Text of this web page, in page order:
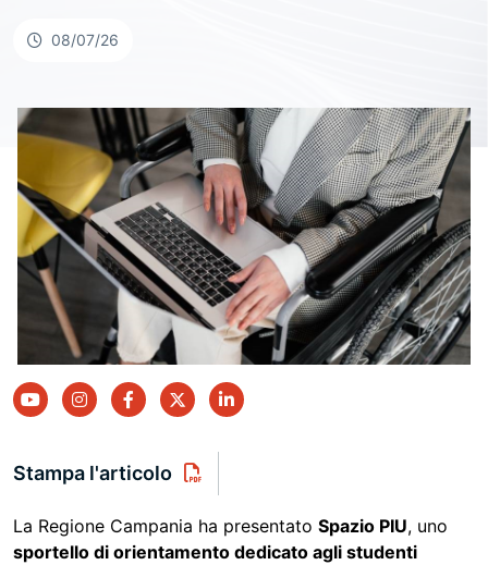
08/07/26
youtubeinstagramfacebooktwitterlinkedin
Stampa l'articolo
La Regione Campania ha presentato Spazio PIU, uno
sportello di orientamento dedicato agli studenti